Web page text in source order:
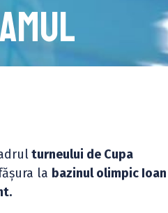
turneului de Cupa
la bazinul olimpic Ioan